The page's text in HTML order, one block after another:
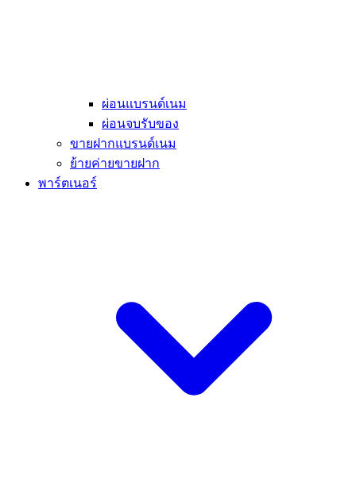
ผ่อนแบรนด์เนม
ผ่อนจบรับของ
ขายฝากแบรนด์เนม
ย้ายค่ายขายฝาก
พาร์ตเนอร์